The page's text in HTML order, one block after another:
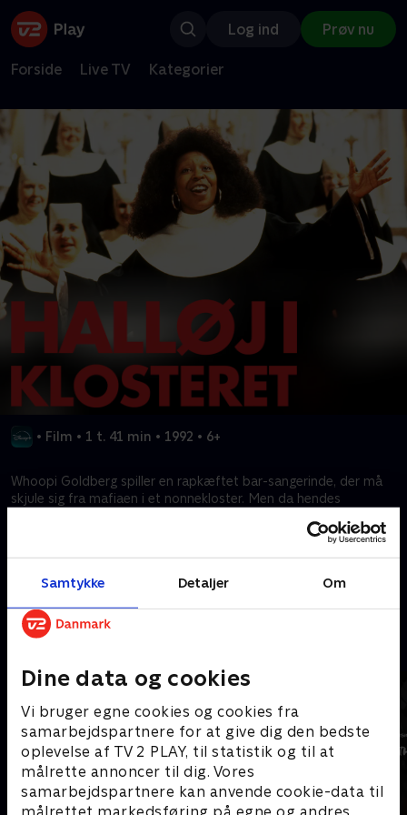
Samtykke Detaljer Om
Dine data og cookies
Vi bruger egne cookies og cookies fra
samarbejdspartnere for at give dig den bedste
oplevelse af TV 2 PLAY, til statistik og til at
målrette annoncer til dig. Vores
samarbejdspartnere kan anvende cookie-data til
Log ind Prøv nu
Forside Live TV Kategorier
• Film • 1 t. 41 min • 1992 • 6+
Whoopi Goldberg spiller en rapkæftet bar-sangerinde, der må
skjule sig fra mafiaen i et nonnekloster. Men da hendes
Kræver tilkøb